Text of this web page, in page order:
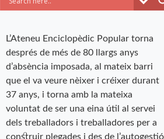
L’Ateneu Enciclopèdic Popular torna
després de més de 80 llargs anys
d’absència imposada, al mateix barri
que el va veure nèixer i créixer durant
37 anys, i torna amb la mateixa
voluntat de ser una eina útil al servei
dels treballadors i treballadores per a
construir plegades i des de l’autogestió